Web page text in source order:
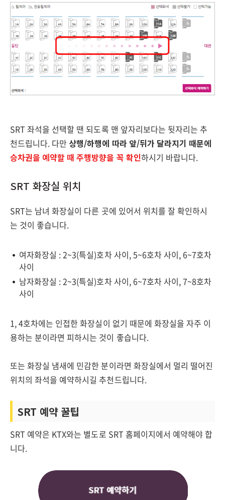
SRT 좌석을 선택할 땐 되도록 맨 앞자리보다는 뒷자리는 추
천드립니다. 다만 상행/하행에 따라 앞/뒤가 달라지기 때문에
승차권을 예약할 때 주행방향을 꼭 확인하시기 바랍니다.
SRT 화장실 위치
SRT는 남녀 화장실이 다른 곳에 있어서 위치를 잘 확인하시
는 것이 좋습니다.
여자화장실 : 2~3(특실)호차 사이, 5~6호차 사이, 6~7호차
사이
남자화장실 : 2~3(특실)호차 사이, 6~7호차 사이, 7~8호차
사이
1, 4호차에는 인접한 화장실이 없기 때문에 화장실을 자주 이
용하는 분이라면 피하시는 것이 좋습니다.
또는 화장실 냄새에 민감한 분이라면 화장실에서 멀리 떨어진
위치의 좌석을 예약하시길 추천드립니다.
SRT 예약 꿀팁
SRT 예약은 KTX와는 별도로 SRT 홈페이지에서 예약해야 합
니다.